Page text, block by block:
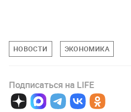
НОВОСТИ ЭКОНОМИКА
Подписаться на LIFE